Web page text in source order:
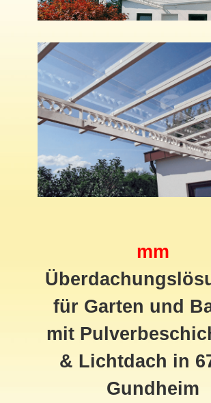
mm
für Garten und
mit
& Lichtdach in
Gundheim